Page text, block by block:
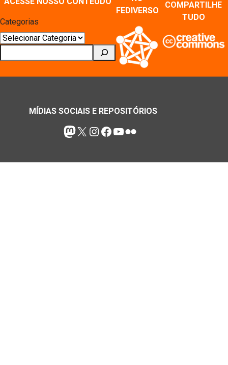
Categorias
FEDIVERSO
COMPARTILHE
TUDO
MÍDIAS SOCIAIS E REPOSITÓRIOS
Mastodon
X Instagram
Facebook
Youtube
Flickr